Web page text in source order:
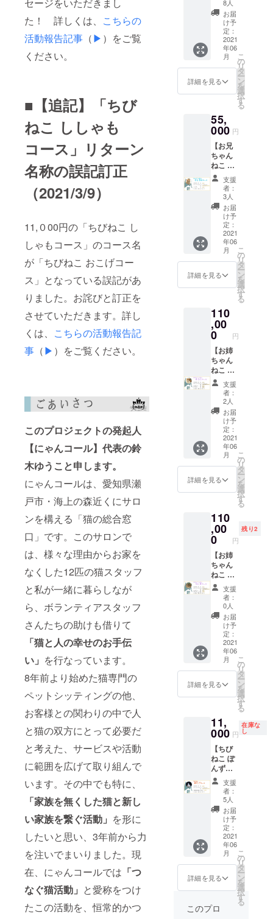
セージをいただきまし
た！ 詳しくは、 こちらの
活動報告記事 （▶︎ ）をご覧
ください。
■【追記】「ちび
ねこ ししゃも
コース」リターン
名称の誤記訂正
（2021/3/9）
11,０00円の「ちびねこ し
しゃもコース」のコース名
が「ちびねこ おこげコー
ス」となっている誤記があ
りました。お詫びと訂正を
させていただきます。詳し
くは、 こちらの活動報告記
事 （▶︎ ）をご覧ください。
このプロジェクトの発起人
【にゃんコール】代表の鈴
木ゆうこと申します。
にゃんコールは、愛知県瀬
戸市・海上の森近くにサロ
ンを構える「猫の総合窓
口」です。このサロンで
は、様々な理由からお家を
なくした12匹の猫スタッフ
と私が一緒に暮らしなが
ら、ボランティアスタッフ
さんたちの助けも借りて
「猫と人の幸せのお手伝
い」 を行なっています。
8年前より始めた猫専門の
ペットシッティングの他、
お客様との関わりの中で人
と猫の双方にとって必要だ
と考えた、サービスや活動
に範囲を広げて取り組んで
います。その中でも特に、
「家族を無くした猫と新し
い家族を繋ぐ活動」 を形に
したいと思い、3年前から力
を注いでまいりました。現
在、にゃんコールでは 「つ
なぐ猫活動」 と愛称をつけ
たこの活動を、恒常的かつ
＜雑誌掲載
◆セラピス
ト2020年６
月号「動物
へのホリス
ティックケ
を高める猫
の経絡マッ
サージ」担
にゃん
コール
より
メッ
セージ
・ポス
トカー
ド１枚
・ド
リップ
コー
ヒー３
個 ・
コース
ター１
個 ※消
費税、
送料を
含みま
す。
8人
お届
け予
定：
2021
年06
月
詳細を見る
こ
の
リ
タ
ー
ン
を
選
択
す
る
55,
000 円
【お兄
ちゃん
ねこ そ
らまめ
コー
ス】 ・
にゃん
コール
より
メッ
セージ
・ポス
トカー
ド１枚
・ド
リップ
コー
ヒー５
個 ・
コース
ター２
個 ※消
費税、
送料を
含みま
す。
支援
者：
3人
お届
け予
定：
2021
年06
月
詳細を見る
こ
の
リ
タ
ー
ン
を
選
択
す
る
110
,00
0 円
【お姉
ちゃん
ねこ き
なこ
コー
ス】 ・
にゃん
コール
より
メッ
セージ
・ポス
トカー
ド１枚
・ド
リップ
コー
ヒー５
個 ・
コース
ター２
個 ・マ
グカッ
プ１個
※消費
税、送
料を含
みま
す。
支援
者：
2人
お届
け予
定：
2021
年06
月
詳細を見る
こ
の
リ
タ
ー
ン
を
選
択
す
る
110
,00
0 円
残り2
【お姉
ちゃん
ねこ ひ
じき
コー
ス】 ・
にゃん
コール
より
メッ
セージ
・ポス
トカー
ド１枚
・ド
リップ
コー
ヒー５
個 ・
コース
ター１
個 ・
キャッ
トサロ
ン１日
レンタ
ル ※消
費税、
送料を
含みま
す。 ＜
キャッ
トサロ
ルにつ
いて＞
支援
者：
0人
お届
け予
定：
2021
年06
月
詳細を見る
こ
の
リ
タ
ー
ン
を
選
択
す
る
11,
000 円
在庫な
し
【ちび
ねこ ぽ
んず
コー
ス】 ・
にゃん
コール
より
メッ
セージ
・ポス
トカー
ド１枚
・ド
リップ
バッグ
コー
ヒー１
支援
者：
5人
お届
け予
定：
2021
年06
月
詳細を見る
こ
の
リ
タ
ー
ン
を
選
択
す
る
このプロ